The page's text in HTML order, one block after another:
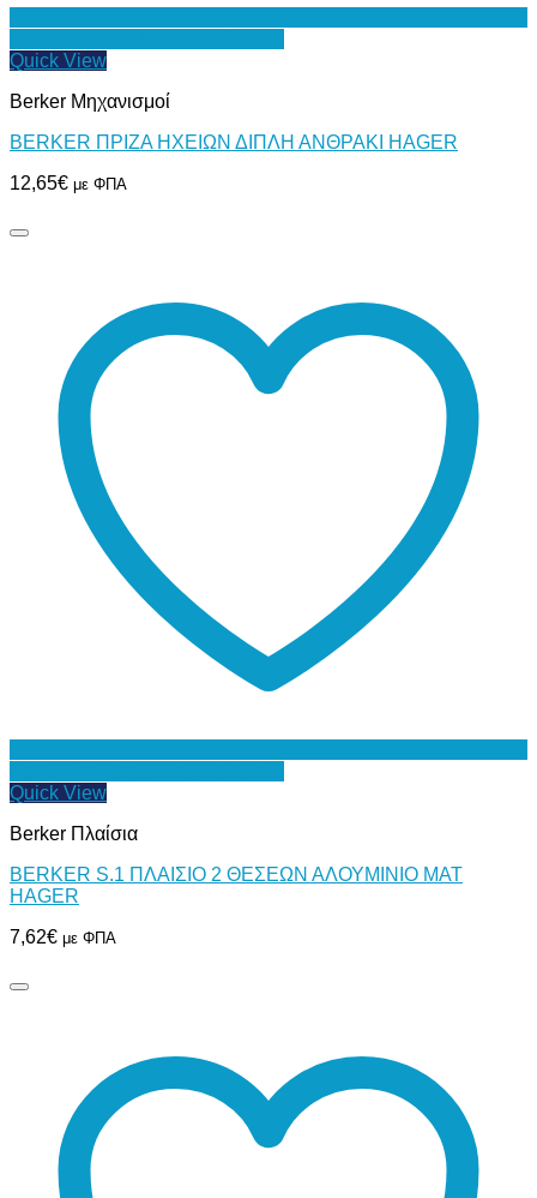
Quick View
Berker Μηχανισμοί
BERKER ΠΡΙΖΑ ΗΧΕΙΩΝ ΔΙΠΛΗ ΑΝΘΡΑΚΙ HAGER
12,65€ με ΦΠΑ
Quick View
Berker Πλαίσια
BERKER S.1 ΠΛΑΙΣΙΟ 2 ΘΕΣΕΩΝ ΑΛΟΥΜΙΝΙΟ ΜΑΤ
HAGER
7,62€ με ΦΠΑ